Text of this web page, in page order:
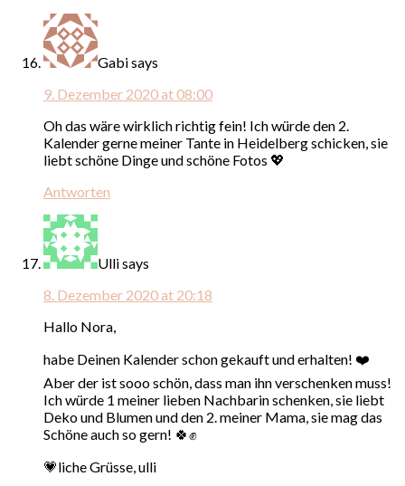
Gabisays
9. Dezember 2020 at 08:00
Oh das wäre wirklich richtig fein! Ich würde den 2.
Kalender gerne meiner Tante in Heidelberg schicken, sie
liebt schöne Dinge und schöne Fotos 💖
Antworten
Ullisays
8. Dezember 2020 at 20:18
Hallo Nora,
habe Deinen Kalender schon gekauft und erhalten! ❤️
Aber der ist sooo schön, dass man ihn verschenken muss!
Ich würde 1 meiner lieben Nachbarin schenken, sie liebt
Deko und Blumen und den 2. meiner Mama, sie mag das
Schöne auch so gern! 🍀✊
💗liche Grüsse, ulli